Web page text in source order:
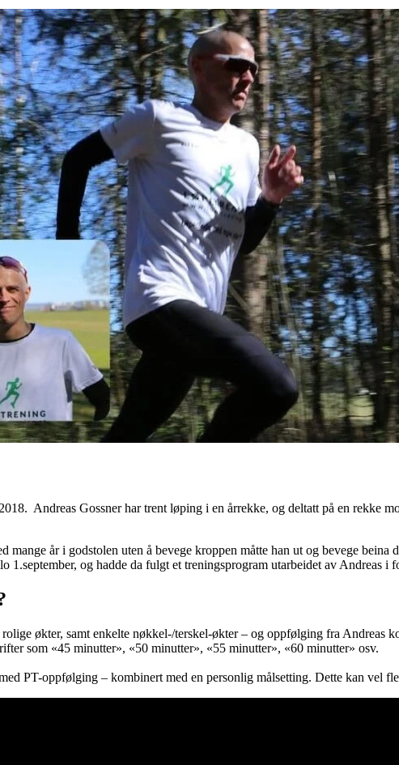
Andreas Gossner har trent løping i en årrekke, og deltatt på en rekke
mange år i godstolen uten å bevege kroppen måtte han ut og bevege
og hadde da fulgt et treningsprogram utarbeidet av Andreas
økter, samt enkelte nøkkel-/terskel-økter – og oppfølging fra Andreas
som «45 minutter», «50 minutter», «55 minutter», «60 minutter» osv.
PT-oppfølging – kombinert med en personlig målsetting. Dette kan vel